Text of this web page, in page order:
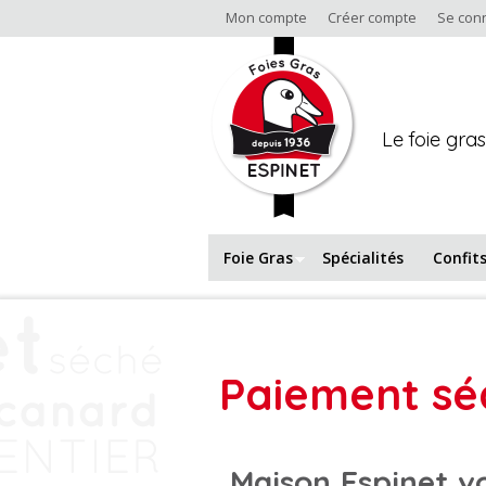
Mon compte Créer compte Se
Le foie
Foie Gras Spécialités Confits
Paiement